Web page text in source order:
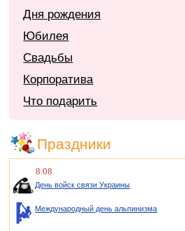
Дня рождения
Юбилея
Свадьбы
Корпоратива
Что подарить
Праздники
8.08
День войск связи Украины
Международный день альпинизма